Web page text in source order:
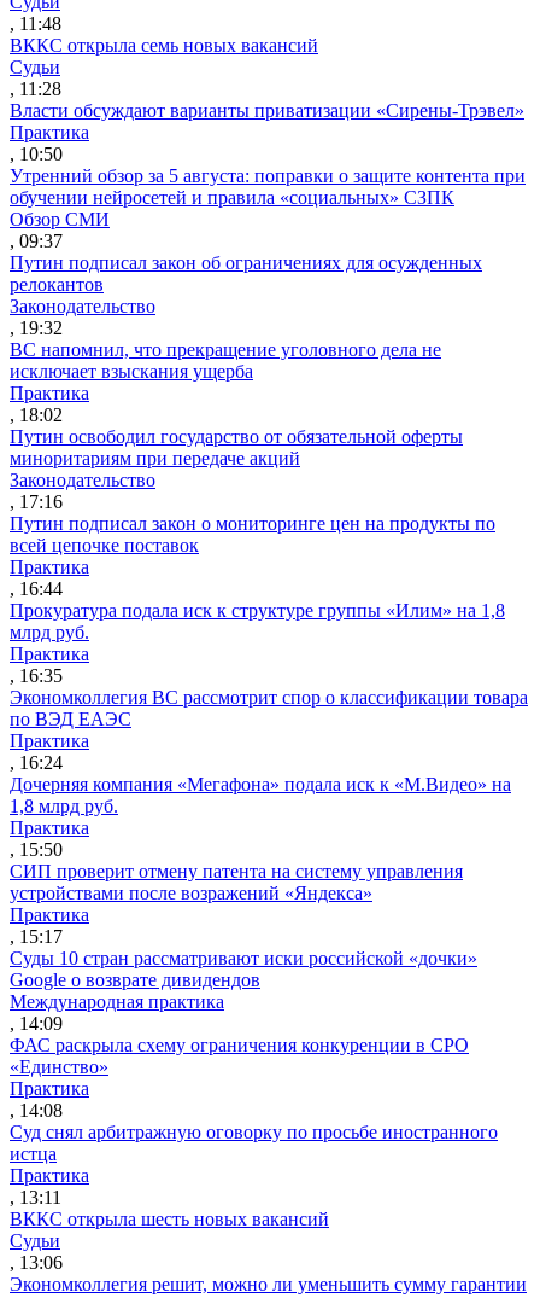
, 11:48
ВККС открыла семь новых вакансий
Судьи
, 11:28
Власти обсуждают варианты приватизации «Сирены-Трэвел»
Практика
, 10:50
Утренний обзор за 5 августа: поправки о защите контента при
обучении нейросетей и правила «социальных» СЗПК
Обзор СМИ
, 09:37
Путин подписал закон об ограничениях для осужденных
релокантов
Законодательство
, 19:32
ВС напомнил, что прекращение уголовного дела не
исключает взыскания ущерба
Практика
, 18:02
Путин освободил государство от обязательной оферты
миноритариям при передаче акций
Законодательство
, 17:16
Путин подписал закон о мониторинге цен на продукты по
всей цепочке поставок
Практика
, 16:44
Прокуратура подала иск к структуре группы «Илим» на 1,8
млрд руб.
Практика
, 16:35
Экономколлегия ВС рассмотрит спор о классификации товара
по ВЭД ЕАЭС
Практика
, 16:24
Дочерняя компания «Мегафона» подала иск к «М.Видео» на
1,8 млрд руб.
Практика
, 15:50
СИП проверит отмену патента на систему управления
устройствами после возражений «Яндекса»
Практика
, 15:17
Суды 10 стран рассматривают иски российской «дочки»
Google о возврате дивидендов
Международная практика
, 14:09
ФАС раскрыла схему ограничения конкуренции в СРО
«Единство»
Практика
, 14:08
Суд снял арбитражную оговорку по просьбе иностранного
истца
Практика
, 13:11
ВККС открыла шесть новых вакансий
Судьи
, 13:06
Экономколлегия решит, можно ли уменьшить сумму гарантии